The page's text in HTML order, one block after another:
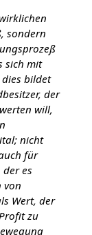
sondern
sich mit
bildet
der
will,
nicht
für
es
von
Wert, der
zu